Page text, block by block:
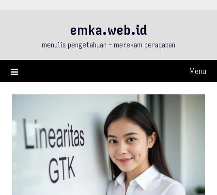
emka.web.id
menulis pengetahuan – merekam peradaban
Menu